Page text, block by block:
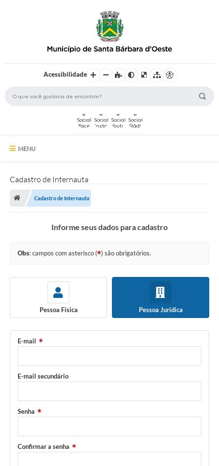
Acessibilidade
MENU
Secretarias
Protocolo
Utilidades
Certidão Negativa de Empresa
Cadastro de Internauta
Cadastro de Internauta
Informe seus dados para cadastro
Obs: campos com asterisco ( ) são obrigatórios.
Pessoa Física Pessoa Jurídica
E-mail
E-mail secundário
Senha
Confirmar a senha